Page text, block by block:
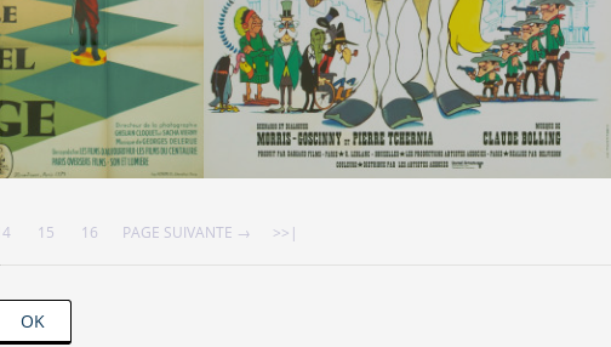
15 16 PAGE SUIVANTE → >>|
OK